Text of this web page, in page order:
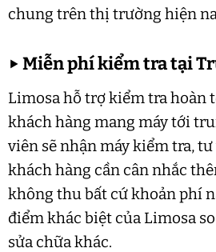
chung trên thị trường hiện
▶Miễn phí kiểm tra tại
Limosa hỗ trợ kiểm tra hoàn
khách hàng mang máy tới
viên sẽ nhận máy kiểm tra, tư
khách hàng cần cân nhắc
không thu bất cứ khoản phí
điểm khác biệt của Limosa
sửa chữa khác.